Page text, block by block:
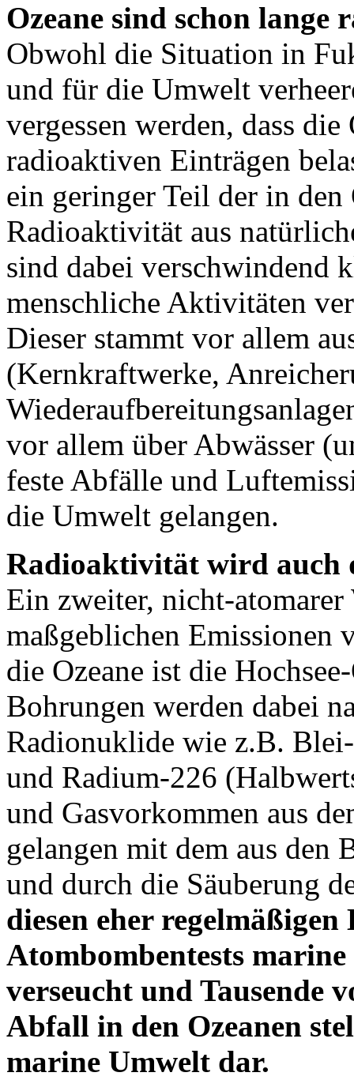
Ozeane sind schon lange
Obwohl die Situation in
und für die Umwelt
vergessen werden, dass
radioaktiven Einträgen
ein geringer Teil der in den
Radioaktivität aus
sind dabei verschwindend
menschliche Aktivitäten
Dieser stammt vor allem
(Kernkraftwerke,
vor allem über Abwässer
feste Abfälle und
die Umwelt gelangen.
Radioaktivität wird auch
Ein zweiter, nicht-
maßgeblichen Emissionen
die Ozeane ist die
Bohrungen werden dabei
Radionuklide wie z.B.
und Radium-226
und Gasvorkommen aus
gelangen mit dem aus den
und durch die Säuberung
diesen eher
Atombombentests
verseucht und Tausende
Abfall in den Ozeanen
marine Umwelt dar.